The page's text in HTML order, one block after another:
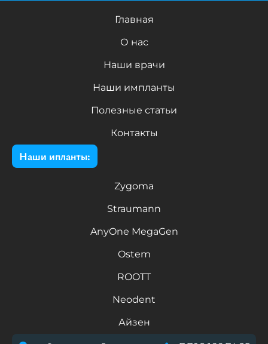
Главная
О нас
Наши врачи
Наши импланты
Полезные статьи
Контакты
Наши ипланты:
Zygoma
Straumann
AnyOne MegaGen
Ostem
ROOTT
Neodent
Айзен